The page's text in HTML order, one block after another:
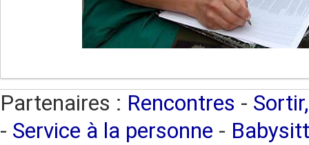
Partenaires : Rencontres -
- Service à la personne -